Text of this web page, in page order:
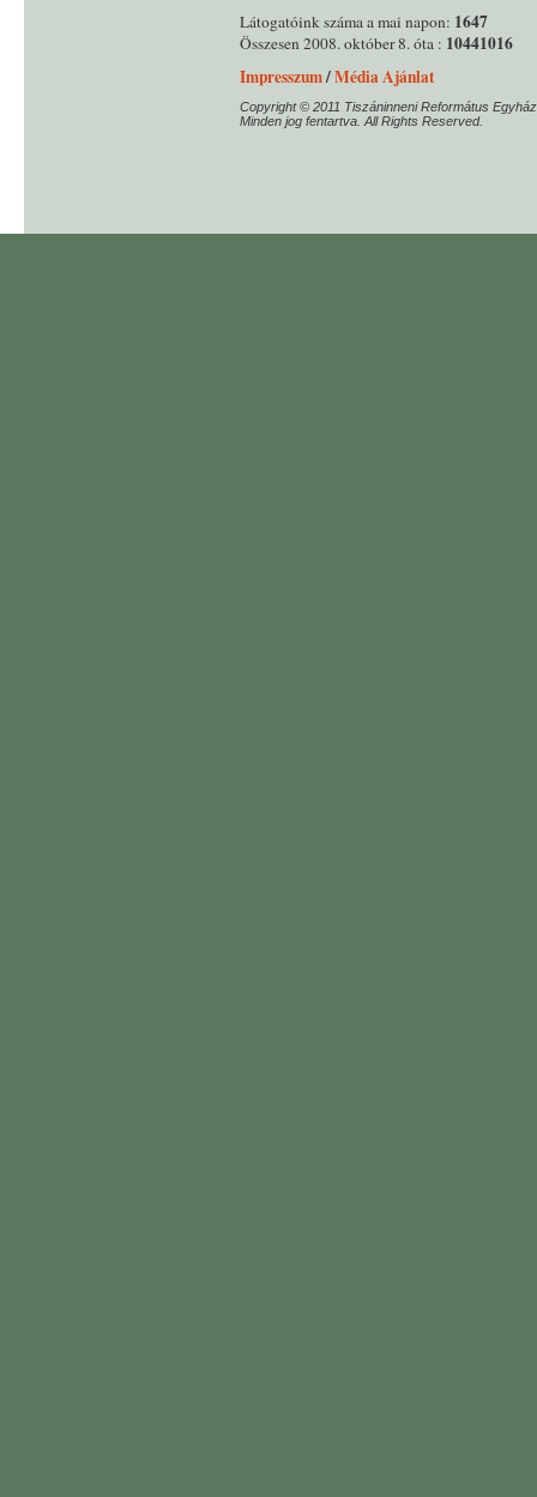
Látogatóink száma a mai napon: 1647
Összesen 2008. október 8. óta : 10441016
Impresszum/Média Ajánlat
Copyright © 2011 Tiszáninneni Református
Minden jog fentartva. All Rights Reserved.